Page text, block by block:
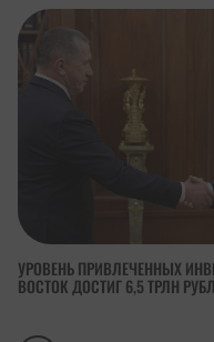
УРОВЕНЬ ПРИВЛЕЧЕННЫХ
ВОСТОК ДОСТИГ 6,5 ТРЛН